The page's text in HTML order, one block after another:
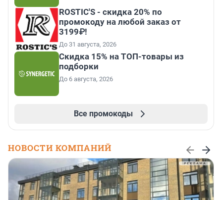
ROSTIC'S - скидка 20% по
промокоду на любой заказ от
3199₽!
До 31 августа, 2026
Скидка 15% на ТОП-товары из
подборки
До 6 августа, 2026
Все промокоды
НОВОСТИ КОМПАНИЙ